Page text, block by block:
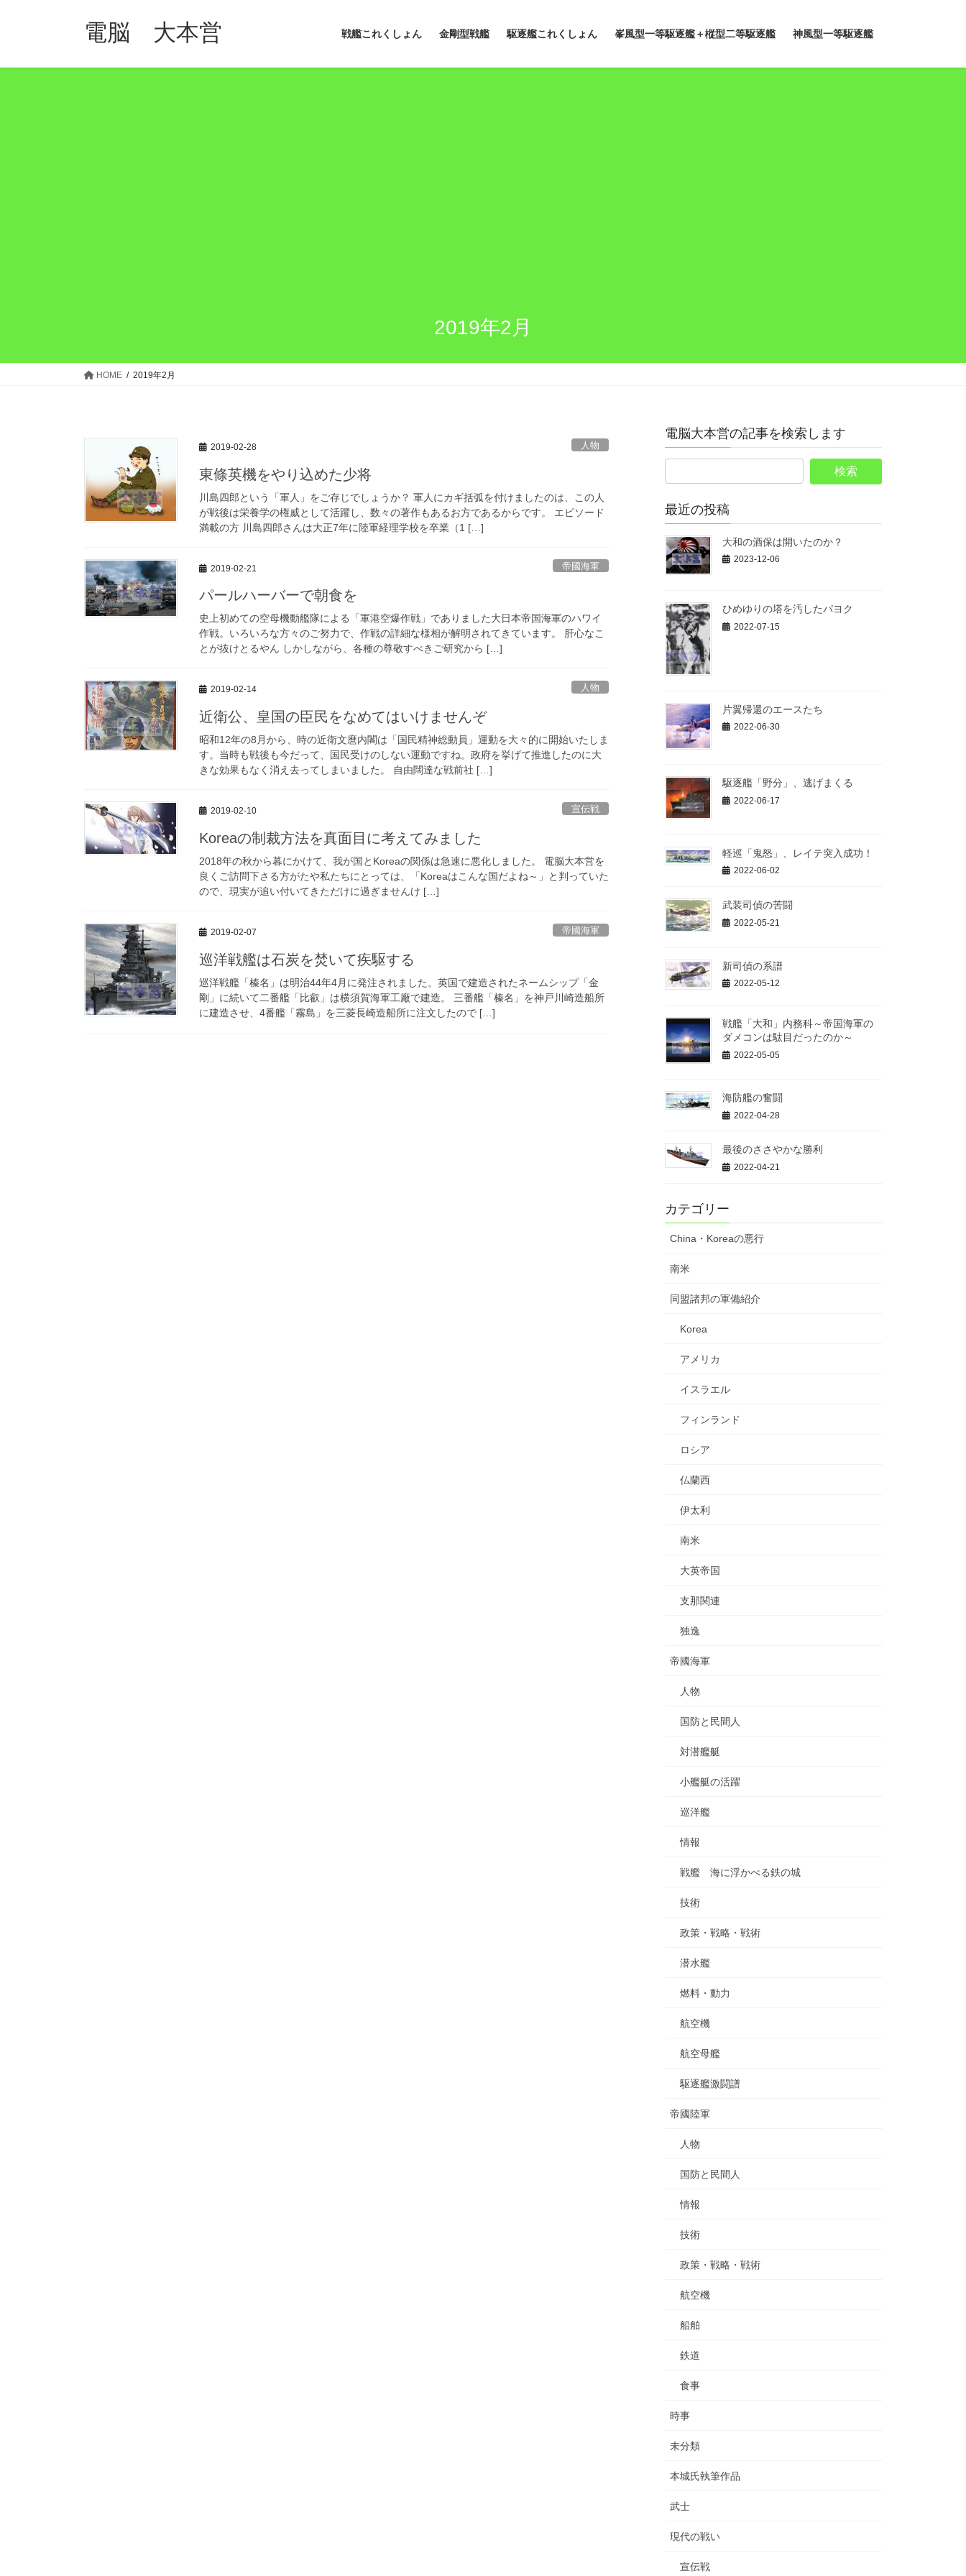
電脳 大本営 戦艦これくしょん 金剛型戦艦 駆逐艦これくしょん 峯風型一等駆逐艦＋樅型二等駆逐艦 神風型一等駆逐艦
2019年2月
HOME 2019年2月
2019-02-28 人物
東條英機をやり込めた少将
川島四郎という「軍人」をご存じでしょうか？ 軍人にカギ括弧を付けましたのは、この人
が戦後は栄養学の権威として活躍し、数々の著作もあるお方であるからです。 エピソード
満載の方 川島四郎さんは大正7年に陸軍経理学校を卒業（1 […]
2019-02-21 帝國海軍
パールハーバーで朝食を
史上初めての空母機動艦隊による「軍港空爆作戦」でありました大日本帝国海軍のハワイ
作戦。いろいろな方々のご努力で、作戦の詳細な様相が解明されてきています。 肝心なこ
とが抜けとるやん しかしながら、各種の尊敬すべきご研究から […]
2019-02-14 人物
近衛公、皇国の臣民をなめてはいけませんぞ
昭和12年の8月から、時の近衛文麿内閣は「国民精神総動員」運動を大々的に開始いたしま
す。当時も戦後も今だって、国民受けのしない運動ですね。政府を挙げて推進したのに大
きな効果もなく消え去ってしまいました。 自由闊達な戦前社 […]
2019-02-10 宣伝戦
Koreaの制裁方法を真面目に考えてみました
2018年の秋から暮にかけて、我が国とKoreaの関係は急速に悪化しました。 電脳大本営を
良くご訪問下さる方がたや私たちにとっては、「Koreaはこんな国だよね～」と判っていた
ので、現実が追い付いてきただけに過ぎませんけ […]
2019-02-07 帝國海軍
巡洋戦艦は石炭を焚いて疾駆する
巡洋戦艦「榛名」は明治44年4月に発注されました。英国で建造されたネームシップ「金
剛」に続いて二番艦「比叡」は横須賀海軍工廠で建造。 三番艦「榛名」を神戸川崎造船所
に建造させ、4番艦「霧島」を三菱長崎造船所に注文したので […]
電脳大本営の記事を検索します
最近の投稿
大和の酒保は開いたのか？
2023-12-06
ひめゆりの塔を汚したパヨク
2022-07-15
片翼帰還のエースたち
2022-06-30
駆逐艦「野分」、逃げまくる
2022-06-17
軽巡「鬼怒」、レイテ突入成功！
2022-06-02
武装司偵の苦闘
2022-05-21
新司偵の系譜
2022-05-12
戦艦「大和」内務科～帝国海軍の
ダメコンは駄目だったのか～
2022-05-05
海防艦の奮闘
2022-04-28
最後のささやかな勝利
2022-04-21
カテゴリー
China・Koreaの悪行
南米
同盟諸邦の軍備紹介
Korea
アメリカ
イスラエル
フィンランド
ロシア
仏蘭西
伊太利
南米
大英帝国
支那関連
独逸
帝國海軍
人物
国防と民間人
対潜艦艇
小艦艇の活躍
巡洋艦
情報
戦艦 海に浮かべる鉄の城
技術
政策・戦略・戦術
潜水艦
燃料・動力
航空機
航空母艦
駆逐艦激闘譜
帝國陸軍
人物
国防と民間人
情報
技術
政策・戦略・戦術
航空機
船舶
鉄道
食事
時事
未分類
本城氏執筆作品
武士
現代の戦い
宣伝戦